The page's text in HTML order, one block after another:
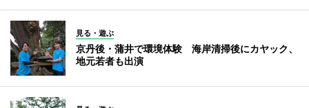
見る・遊ぶ
京丹後・蒲井で環境体験 海岸清掃後にカヤック、
地元若者も出演